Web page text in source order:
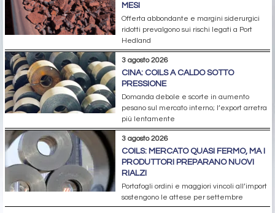
MESI
Offerta abbondante e margini siderurgici
ridotti prevalgono sui rischi legati a Port
Hedland
3 agosto 2026
CINA: COILS A CALDO SOTTO
PRESSIONE
Domanda debole e scorte in aumento
pesano sul mercato interno; l’export arretra
più lentamente
3 agosto 2026
COILS: MERCATO QUASI FERMO, MA I
PRODUTTORI PREPARANO NUOVI
RIALZI
Portafogli ordini e maggiori vincoli all’import
sostengono le attese per settembre